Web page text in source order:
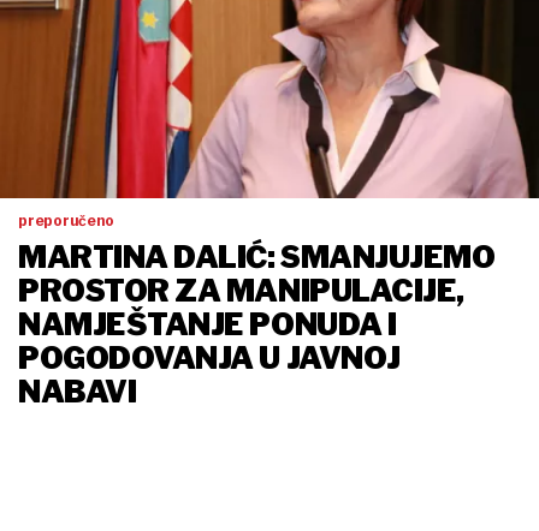
preporučeno
MARTINA DALIĆ: SMANJUJEMO
PROSTOR ZA MANIPULACIJE,
NAMJEŠTANJE PONUDA I
POGODOVANJA U JAVNOJ
NABAVI